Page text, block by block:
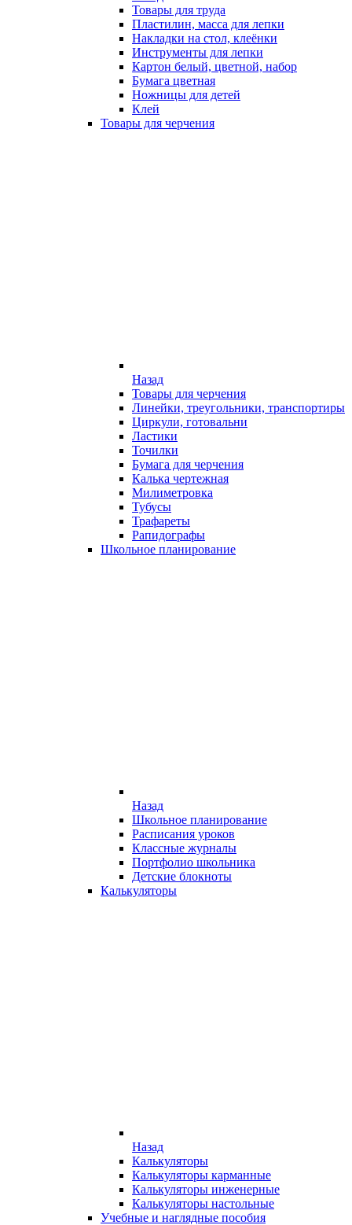
Товары для труда
Пластилин, масса для лепки
Накладки на стол, клеёнки
Инструменты для лепки
Картон белый, цветной, набор
Бумага цветная
Ножницы для детей
Клей
Товары для черчения
Назад
Товары для черчения
Линейки, треугольники, транспортиры
Циркули, готовальни
Ластики
Точилки
Бумага для черчения
Калька чертежная
Милиметровка
Тубусы
Трафареты
Рапидографы
Школьное планирование
Назад
Школьное планирование
Расписания уроков
Классные журналы
Портфолио школьника
Детские блокноты
Калькуляторы
Назад
Калькуляторы
Калькуляторы карманные
Калькуляторы инженерные
Калькуляторы настольные
Учебные и наглядные пособия